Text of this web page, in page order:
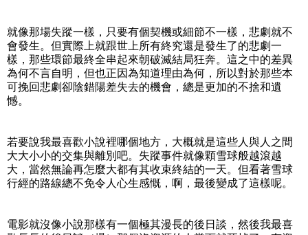
就像那場失蹤一樣，只要有個契機或細節不一樣，悲劇就不
會發生。但實際上就跟世上所有終究還是發生了的悲劇一
樣，那些環節最終全串起來朝破滅結局狂奔。這之中的差異
為何不言自明，但也正因為知道理由為何，所以對於那些本
可挽回悲劇卻陰錯陽差失去的機會，總是更加的不捨和遺
憾。
若要說我最喜歡小說裡哪個地方，大概就是這些人與人之間
大大小小的交集與離別吧。失蹤事件就像顆雪球般越滾越
大，當然無論再怎麼大都有其收束終結的一天。但看著雪球
行經的路線總不免令人心生感慨，啊，最後變成了這樣呢。
電影就沒像小說那樣有一個極其漫長的後日談，然後我最喜